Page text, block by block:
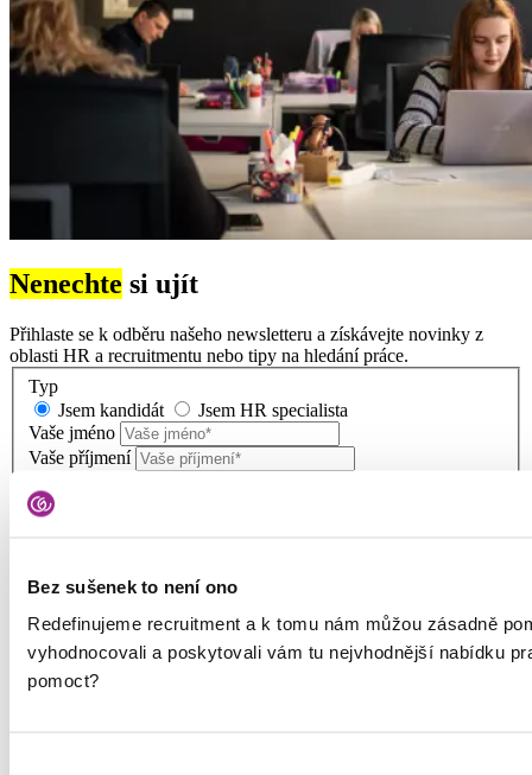
Bez sušenek to není ono
Redefinujeme recruitment a k tomu nám můžou zásadně
vyhodnocovali a poskytovali vám tu nejvhodnější nabídku
pomoct?
Nenechte si ujít
Přihlaste se k odběru našeho newsletteru a získávejte novinky z
oblasti HR a recruitmentu nebo tipy na hledání práce.
Typ
Jsem kandidát
Jsem HR specialista
Vaše jméno
Vaše příjmení
Vaše osobní údaje budeme zpracovávat podle
osobních údajů
společnostmi